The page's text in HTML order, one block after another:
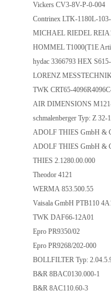
Vickers CV3-8V-P-0-004
Contrinex LTK-1180L-
MICHAEL RIEDEL
HOMMEL T1000(T1E
hydac 3366793 HEX
LORENZ
TWK CRT65-
AIR DIMENSIONS
schmalenberger Typ: Z 32-
ADOLF THIES GmbH &
ADOLF THIES GmbH &
THIES 2.1280.00.000
Theodor 4121
WERMA 853.500.55
Vaisala GmbH PTB110
TWK DAF66-12A01
Epro PR9350/02
Epro PR9268/202-000
BOLLFILTER Typ:
B&R 8BAC0130.000-1
B&R 8AC110.60-3